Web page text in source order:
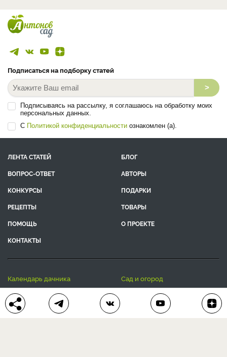
Подписаться на подборку статей
>
Подписываясь на рассылку, я соглашаюсь на обработку моих
персональных данных.
С Политикой конфиденциальности ознакомлен (а).
ЛЕНТА СТАТЕЙ
БЛОГ
ВОПРОС-ОТВЕТ
АВТОРЫ
КОНКУРСЫ
ПОДАРКИ
РЕЦЕПТЫ
ТОВАРЫ
ПОМОЩЬ
О ПРОЕКТЕ
КОНТАКТЫ
календарь дачника
сад и огород
цветы и растения
дачный дизайн
хозяйственные дела
полезные рецепты